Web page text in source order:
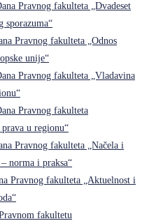
Pravnog fakulteta „Dvadeset
sporazuma“
Pravnog fakulteta „Odnos
unije“
Pravnog fakulteta „Vladavina
Pravnog fakulteta
u regionu“
Pravnog fakulteta „Načela i
norma i praksa“
Pravnog fakulteta „Aktuelnost i
fakultetu